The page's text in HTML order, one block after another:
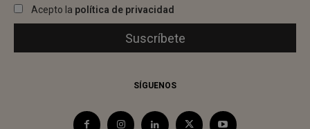
Acepto la política de privacidad
SÍGUENOS